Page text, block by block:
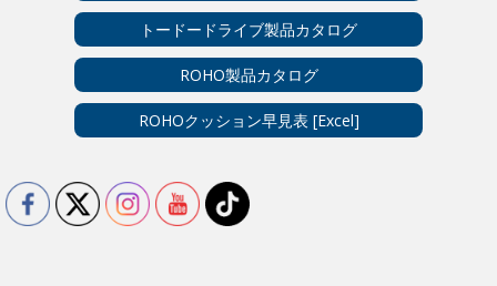
トードードライブ製品カタログ
ROHO製品カタログ
ROHOクッション早見表 [Excel]